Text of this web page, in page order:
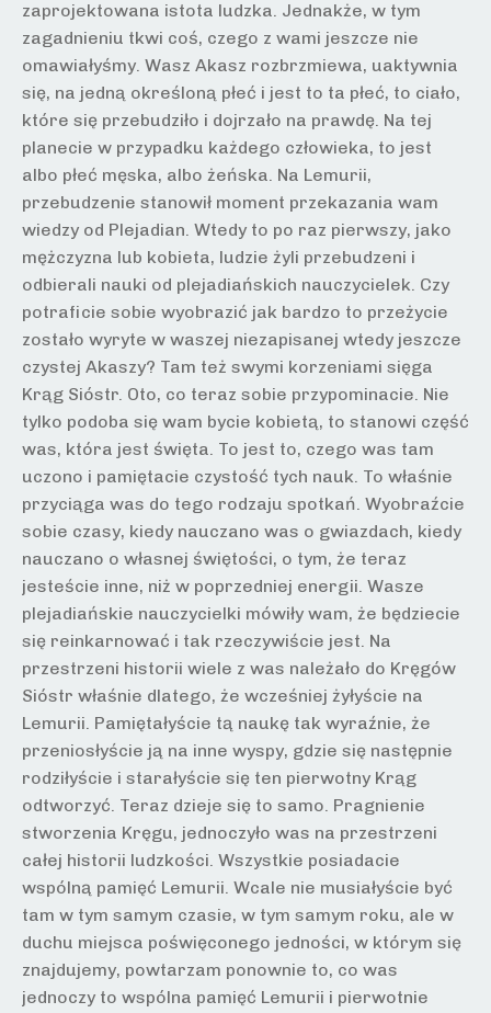
zaprojektowana istota ludzka. Jednakże, w tym
zagadnieniu tkwi coś, czego z wami jeszcze nie
omawiałyśmy. Wasz Akasz rozbrzmiewa, uaktywnia
się, na jedną określoną płeć i jest to ta płeć, to ciało,
które się przebudziło i dojrzało na prawdę. Na tej
planecie w przypadku każdego człowieka, to jest
albo płeć męska, albo żeńska. Na Lemurii,
przebudzenie stanowił moment przekazania wam
wiedzy od Plejadian. Wtedy to po raz pierwszy, jako
mężczyzna lub kobieta, ludzie żyli przebudzeni i
odbierali nauki od plejadiańskich nauczycielek. Czy
potraficie sobie wyobrazić jak bardzo to przeżycie
zostało wyryte w waszej niezapisanej wtedy jeszcze
czystej Akaszy? Tam też swymi korzeniami sięga
Krąg Sióstr. Oto, co teraz sobie przypominacie. Nie
tylko podoba się wam bycie kobietą, to stanowi część
was, która jest święta. To jest to, czego was tam
uczono i pamiętacie czystość tych nauk. To właśnie
przyciąga was do tego rodzaju spotkań. Wyobraźcie
sobie czasy, kiedy nauczano was o gwiazdach, kiedy
nauczano o własnej świętości, o tym, że teraz
jesteście inne, niż w poprzedniej energii. Wasze
plejadiańskie nauczycielki mówiły wam, że będziecie
się reinkarnować i tak rzeczywiście jest. Na
przestrzeni historii wiele z was należało do Kręgów
Sióstr właśnie dlatego, że wcześniej żyłyście na
Lemurii. Pamiętałyście tą naukę tak wyraźnie, że
przeniosłyście ją na inne wyspy, gdzie się następnie
rodziłyście i starałyście się ten pierwotny Krąg
odtworzyć. Teraz dzieje się to samo. Pragnienie
stworzenia Kręgu, jednoczyło was na przestrzeni
całej historii ludzkości. Wszystkie posiadacie
wspólną pamięć Lemurii. Wcale nie musiałyście być
tam w tym samym czasie, w tym samym roku, ale w
duchu miejsca poświęconego jedności, w którym się
znajdujemy, powtarzam ponownie to, co was
jednoczy to wspólna pamięć Lemurii i pierwotnie